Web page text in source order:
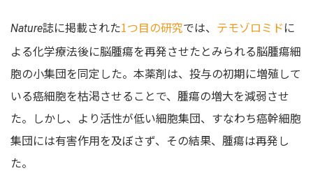
Nature誌に掲載された1つ目の研究では、 テモゾロミドに
よる化学療法後に脳腫瘍を再発させたとみられる脳腫瘍細
胞の小集団を同定した。本薬剤は、投与の初期に増殖して
いる癌細胞を枯渇させることで、腫瘍の増大を減弱させ
た。しかし、より活性が低い細胞集団、すなわち癌幹細胞
集団には有害作用を及ぼさず、その結果、腫瘍は再発し
た。